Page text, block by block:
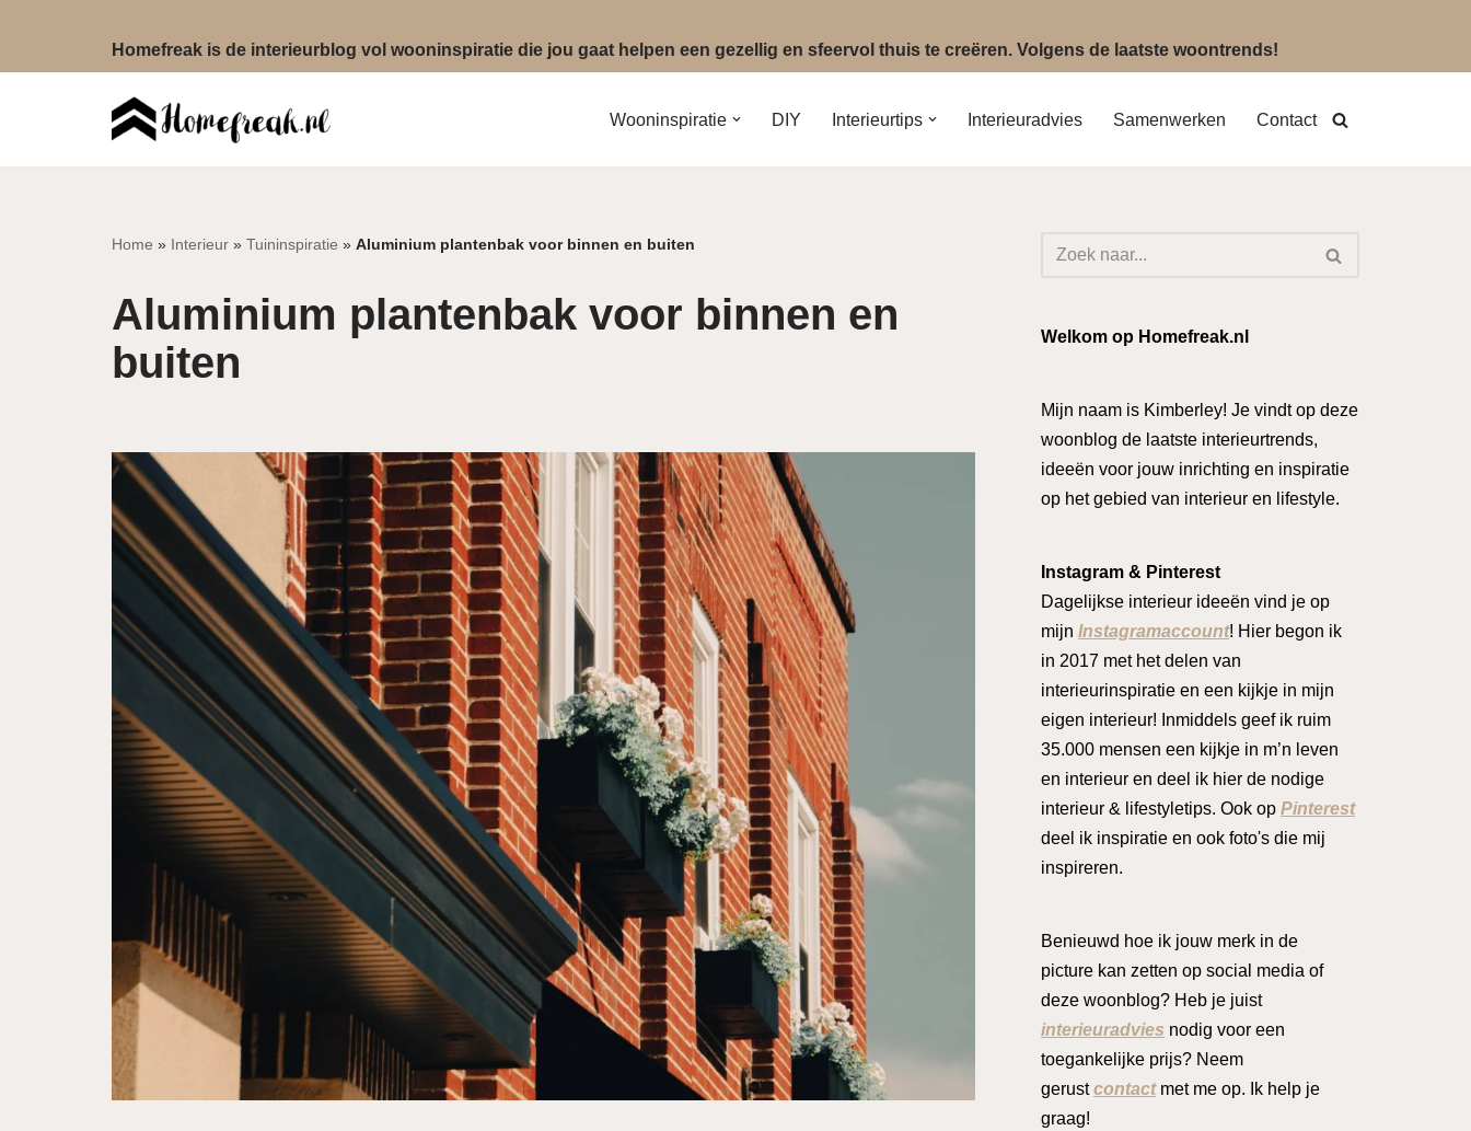
Homefreak is de interieurblog vol wooninspiratie die jou gaat helpen een gezellig en sfeervol thuis te creëren. Volgens de laatste woontrends!
Wooninspiratie DIY Interieurtips Interieuradvies Samenwerken Contact
Home » Interieur » Tuininspiratie » Aluminium plantenbak voor binnen en buiten
Aluminium plantenbak voor binnen en
buiten
Welkom op Homefreak.nl
Mijn naam is Kimberley! Je vindt op deze
woonblog de laatste interieurtrends,
ideeën voor jouw inrichting en inspiratie
op het gebied van interieur en lifestyle.
Instagram & Pinterest
Dagelijkse interieur ideeën vind je op
mijn Instagramaccount! Hier begon ik
in 2017 met het delen van
interieurinspiratie en een kijkje in mijn
eigen interieur! Inmiddels geef ik ruim
35.000 mensen een kijkje in m’n leven
en interieur en deel ik hier de nodige
interieur & lifestyletips. Ook op Pinterest
deel ik inspiratie en ook foto's die mij
inspireren.
Benieuwd hoe ik jouw merk in de
picture kan zetten op social media of
deze woonblog? Heb je juist
interieuradvies nodig voor een
toegankelijke prijs? Neem
gerustcontactmet me op. Ik help je
graag!